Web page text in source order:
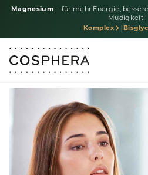
Magnesium – für mehr Energie,
Müdigkeit
Komplex